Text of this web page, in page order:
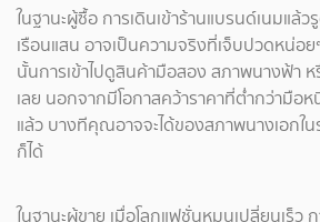
ในฐานะผู้ซื้อ การเดินเข้าร้านแบรนด์เนมแล้ว
เรือนแสน อาจเป็นความจริงที่เจ็บปวดหน่อ
นั้นการเข้าไปดูสินค้ามือสอง สภาพนางฟ้า ห
เลย นอกจากมีโอกาสคว้าราคาที่ต่ำกว่ามือ
แล้ว บางทีคุณอาจจะได้ของสภาพนางเอกใน
ก็ได้
ในฐานะผู้ขาย เมื่อโลกแฟชั่นหมุนเปลี่ยนเร็ว